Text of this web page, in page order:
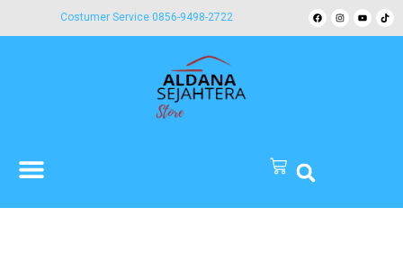
Costumer Service 0856-9498-2722